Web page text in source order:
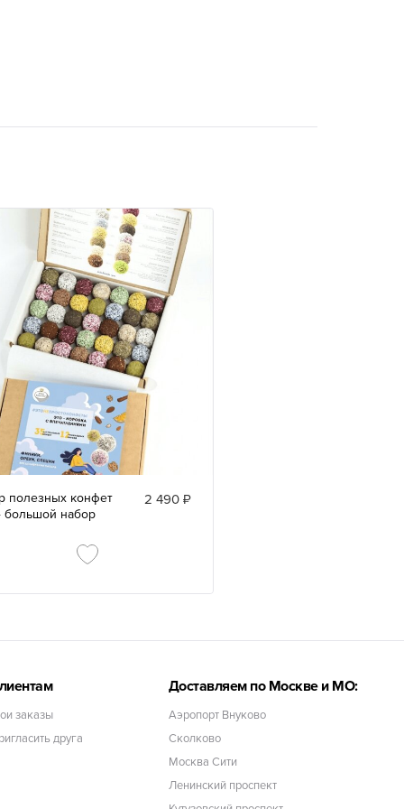
полезных конфет
большой набор
2 490 ₽
заказы
друга
Доставляем по Москве и МО:
Аэропорт Внуково
Сколково
Москва Сити
Ленинский проспект